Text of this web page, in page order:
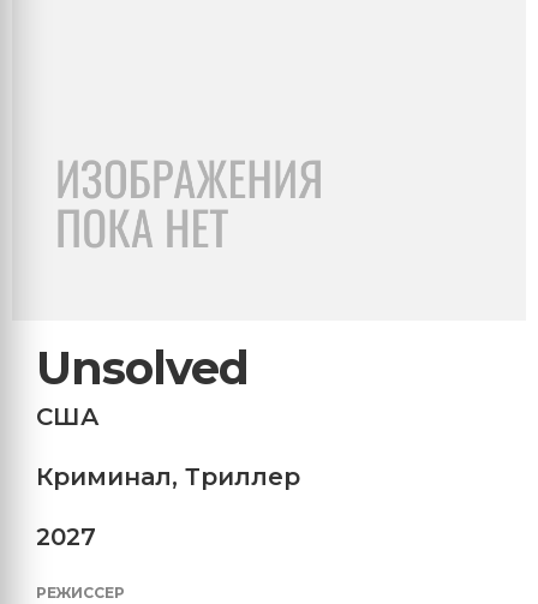
Unsolved
США
Криминал, Триллер
2027
РЕЖИССЕР